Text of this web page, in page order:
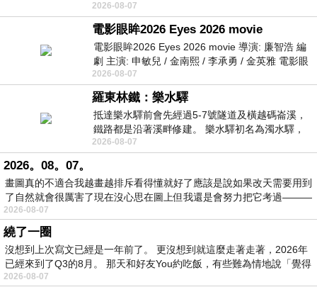
老闆、遠見．天下文化創辦人高希均教
2026-08-07
電影眼眸2026 Eyes 2026 movie
電影眼眸2026 Eyes 2026 movie 導演: 廉智浩 編
劇 主演: 申敏兒 / 金南熙 / 李承勇 / 金英雅 電影眼
眸2026描述攝影師徐珍因遺
2026-08-07
羅東林鐵：樂水驛
抵達樂水驛前會先經過5-7號隧道及橫越碼崙溪，
鐵路都是沿著溪畔修建。 樂水驛初名為濁水驛，
但因與臺鐵集集線車站同名，於1953
2026-08-07
2026。08。07。
畫圖真的不適合我越畫越排斥看得懂就好了應該是說如果改天需要用到
了自然就會很厲害了現在沒心思在圖上但我還是會努力把它考過———
2026-08-07
繞了一圈
沒想到上次寫文已經是一年前了。 更沒想到就這麼走著走著，2026年
已經來到了Q3的8月。 那天和好友You約吃飯，有些難為情地說「覺得
2026-08-07